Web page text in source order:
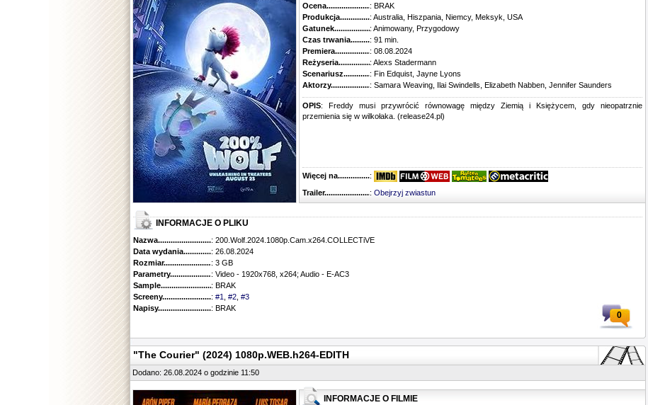
Ocena.............................................
: BRAK
Produkcja.........................................: Australia, Hiszpania, Niemcy, Meksyk, USA
Gatunek...........................................
: Animowany, Przygodowy
Czas trwania......................................
: 91 min.
Premiera..........................................
: 08.08.2024
Reżyseria........................................
: Alexs Stadermann
Scenariusz........................................
: Fin Edquist, Jayne Lyons
Aktorzy...........................................: Samara Weaving, Ilai Swindells, Elizabeth Nabben, Jennifer Saunders
OPIS: Freddy musi przywrócić równowagę między Ziemią i Księżycem, gdy nieopatrznie
przemienia się w wilkołaka. (release24.pl)
Więcej na........................................
:
Trailer...........................................
: Obejrzyj zwiastun
INFORMACJE O PLIKU
Nazwa.............................................: 200.Wolf.2024.1080p.Cam.x264.COLLECTiVE
Data wydania......................................
: 26.08.2024
Rozmiar...........................................
: 3 GB
Parametry.........................................: Video - 1920x768, x264; Audio - E-AC3
Sample............................................
: BRAK
Screeny...........................................
: #1 #2 #3
Napisy............................................
: BRAK
0
"The Courier" (2024) 1080p.WEB.h264-EDITH
Dodano: 26.08.2024 o godzinie 11:50
INFORMACJE O FILMIE